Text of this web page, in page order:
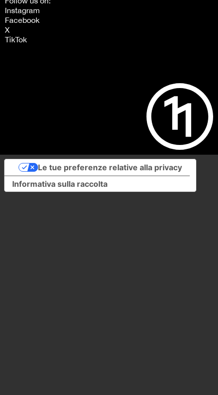
Instagram
Facebook
X
TikTok
Informativa sulla raccolta
Le tue preferenze relative alla privacy